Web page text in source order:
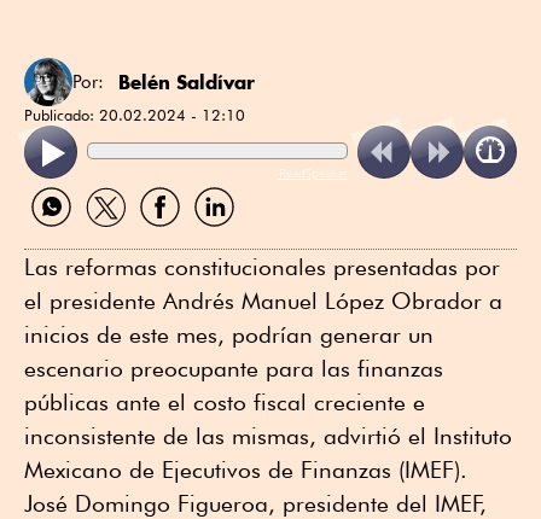
Por: Belén Saldívar
Publicado: 20.02.2024 - 12:10
ReadSpeaker
Compartir
por
Compartir
por
Compartir
por
Compartir
por
Las reformas constitucionales presentadas por
el presidente Andrés Manuel López Obrador a
inicios de este mes, podrían generar un
escenario preocupante para las finanzas
públicas ante el costo fiscal creciente e
inconsistente de las mismas, advirtió el Instituto
Mexicano de Ejecutivos de Finanzas (IMEF).
José Domingo Figueroa, presidente del IMEF,